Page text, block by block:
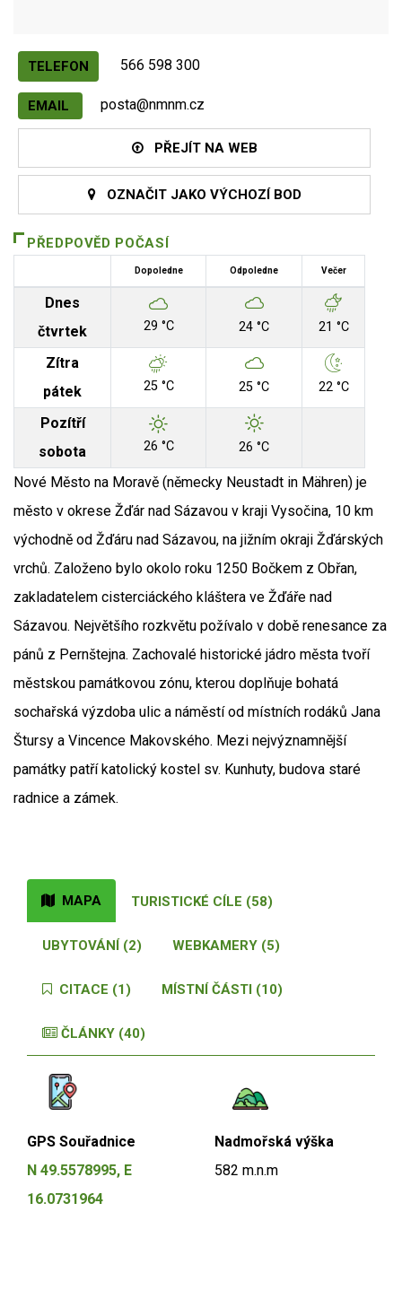
TELEFON 566 598 300
EMAIL posta@nmnm.cz
PŘEJÍT NA WEB
OZNAČIT JAKO VÝCHOZÍ BOD
PŘEDPOVĚD POČASÍ
Dopoledne Odpoledne Večer
Dnes
čtvrtek
29 °C 24 °C 21 °C
Zítra
pátek
25 °C 25 °C 22 °C
Pozítří
sobota
26 °C 26 °C
Nové Město na Moravě (německy Neustadt in Mähren) je
město v okrese Žďár nad Sázavou v kraji Vysočina, 10 km
východně od Žďáru nad Sázavou, na jižním okraji Žďárských
vrchů. Založeno bylo okolo roku 1250 Bočkem z Obřan,
zakladatelem cisterciáckého kláštera ve Žďáře nad
Sázavou. Největšího rozkvětu požívalo v době renesance za
pánů z Pernštejna. Zachovalé historické jádro města tvoří
městskou památkovou zónu, kterou doplňuje bohatá
sochařská výzdoba ulic a náměstí od místních rodáků Jana
Štursy a Vincence Makovského. Mezi nejvýznamnější
památky patří katolický kostel sv. Kunhuty, budova staré
radnice a zámek.
MAPA TURISTICKÉ CÍLE (58)
UBYTOVÁNÍ (2) WEBKAMERY (5)
CITACE (1) MÍSTNÍ ČÁSTI (10)
ČLÁNKY (40)
GPS Souřadnice
N 49.5578995, E
16.0731964
Nadmořská výška
582 m.n.m